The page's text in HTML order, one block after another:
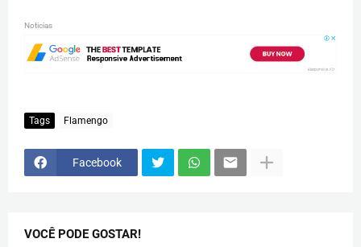
Noticias
Tags Flamengo
Facebook
VOCÊ PODE GOSTAR!